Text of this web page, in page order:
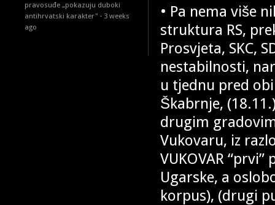
pravosuđe „pokazuju duboki
antihrvatski karakter" · 3 weeks
ago
• Pa nema više
struktura RS,
Prosvjeta, SKC,
nestabilnosti,
u tjednu pred
Škabrnje,
drugim
Vukovaru, iz
VUKOVAR
Ugarske, a
korpus), (drugi